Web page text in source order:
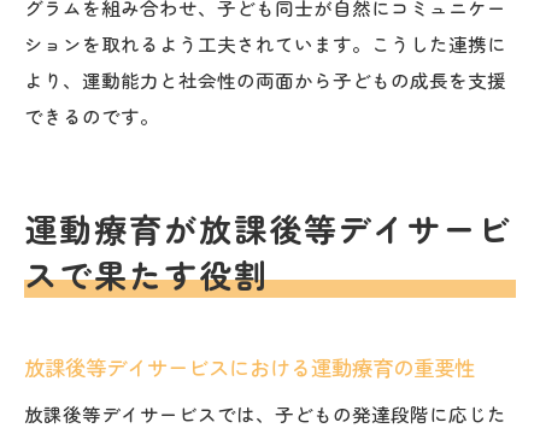
グラムを組み合わせ、子ども同士が自然にコミュニケー
ションを取れるよう工夫されています。こうした連携に
より、運動能力と社会性の両面から子どもの成長を支援
できるのです。
運動療育が放課後等デイサービ
スで果たす役割
放課後等デイサービスにおける運動療育の重要性
放課後等デイサービスでは、子どもの発達段階に応じた